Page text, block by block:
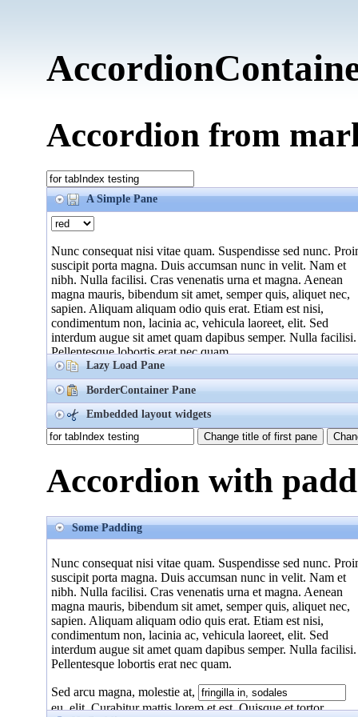
Accordion from
A Simple Pane
Nunc consequat nisi vitae quam. Suspendisse sed nunc.
suscipit porta magna. Duis accumsan nunc in velit. Nam et
nibh. Nulla facilisi. Cras venenatis urna et magna. Aenean
magna mauris, bibendum sit amet, semper quis, aliquet nec,
sapien. Aliquam aliquam odio quis erat. Etiam est nisi,
condimentum non, lacinia ac, vehicula laoreet, elit. Sed
interdum augue sit amet quam dapibus semper. Nulla facilisi.
Pellentesque lobortis erat nec quam.
Sed arcu magna, molestie at,
fringilla in, sodales eu, elit. Curabitur mattis lorem et est.
Quisque et tortor. Integer bibendum vulputate odio. Nam nec
ipsum. Vestibulum mollis eros feugiat augue. Integer
fermentum odio lobortis odio. Nullam mollis nisl non metus.
ut elit convallis eleifend. Fusce tincidunt, justo quis tempus
euismod, magna nulla viverra libero, sit amet lacinia odio
diam id risus. Ut varius viverra turpis. Morbi urna elit,
ultrices ac, faucibus ac, cursus sodales, nisl. Praesent nisl
fermentum eu, consequat quis, varius interdum, nulla. Donec
orci. Aenean ut eros sit amet ante pharetra interdum.
Lazy Load Pane
BorderContainer Pane
Embedded layout widgets
Change title of first pane
Accordion with
Some Padding
Nunc consequat nisi vitae quam. Suspendisse sed nunc.
suscipit porta magna. Duis accumsan nunc in velit. Nam et
nibh. Nulla facilisi. Cras venenatis urna et magna. Aenean
magna mauris, bibendum sit amet, semper quis, aliquet nec,
sapien. Aliquam aliquam odio quis erat. Etiam est nisi,
condimentum non, lacinia ac, vehicula laoreet, elit. Sed
interdum augue sit amet quam dapibus semper. Nulla facilisi.
Pellentesque lobortis erat nec quam.
Sed arcu magna, molestie at,
eu, elit. Curabitur mattis lorem et est. Quisque et tortor.